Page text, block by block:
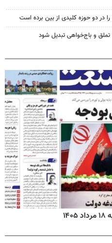
در دو حوزه کلیدی از بین برده است
تملق و باج‌خواهی تبدیل شود